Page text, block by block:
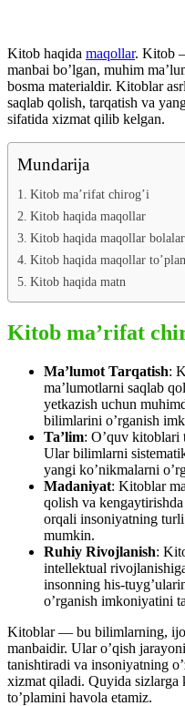
Kitob haqida maqollar. Kitob
manbai bo’lgan, muhim
bosma materialdir. Kitoblar
saqlab qolish, tarqatish va
sifatida xizmat qilib kelgan.
Mundarija
Kitob ma’rifat chirog’i
Kitob haqida maqollar
Kitob haqida maqollar bolalar
Kitob haqida maqollar
Kitob haqida matn
Kitob ma’rifat
Ma’lumot Tarqatish:
ma’lumotlarni saqlab
yetkazish uchun
bilimlarini o’rganish
Ta’lim: O’quv kitoblari
Ular bilimlarni
yangi ko’nikmalarni
Madaniyat: Kitoblar
qolish va
orqali insoniyatning
mumkin.
Ruhiy Rivojlanish:
intellektual
insonning his-
o’rganish imkoniyatini
Kitoblar — bu bilimlarning,
manbaidir. Ular o’qish
tanishtiradi va insoniyatning
xizmat qiladi. Quyida sizlarga
to’plamini havola etamiz.